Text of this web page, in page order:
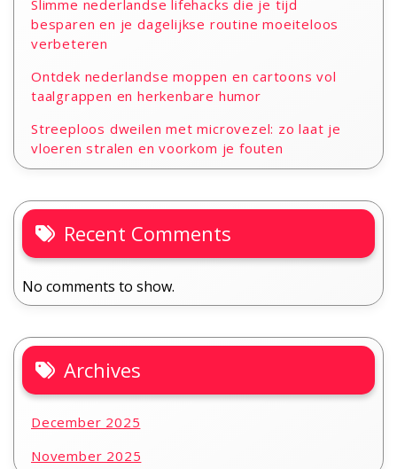
Slimme nederlandse lifehacks die je tijd
besparen en je dagelijkse routine moeiteloos
verbeteren
Ontdek nederlandse moppen en cartoons vol
taalgrappen en herkenbare humor
Streeploos dweilen met microvezel: zo laat je
vloeren stralen en voorkom je fouten
Recent Comments
No comments to show.
Archives
December 2025
November 2025